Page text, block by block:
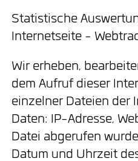
Statistische
Internetseite -
Wir erheben,
dem Aufruf dieser
einzelner Dateien der
Daten: IP-Adresse,
Datei abgerufen
Datum und Uhrzeit